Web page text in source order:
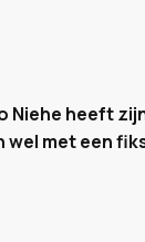
Niehe heeft
wel met een